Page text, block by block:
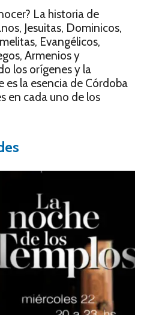
La historia de
Jesuitas, Dominicos,
Evangélicos,
Armenios y
los orígenes y la
es la esencia de Córdoba
en cada uno de los